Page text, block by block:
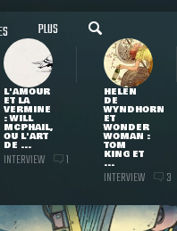
PLUS
L'AMOUR
ET LA
VERMINE
: WILL
MCPHAIL,
OU L'ART
DE ...
INTERVIEW 1
HELEN
DE
WYNDHORN
ET
WONDER
WOMAN :
TOM
KING ET
...
INTERVIEW 3